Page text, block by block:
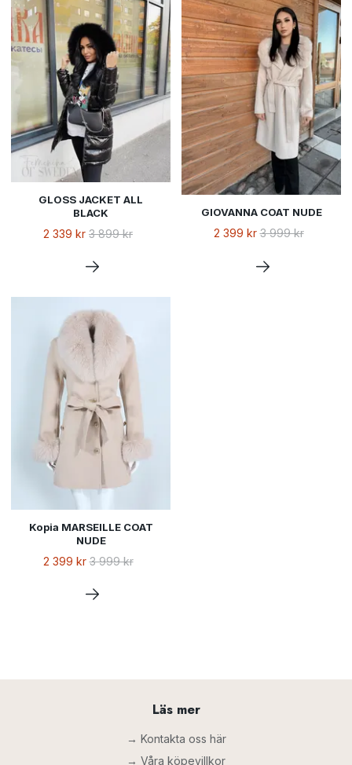
GLOSS JACKET ALL
BLACK
2 339 kr 3 899 kr
GIOVANNA COAT NUDE
2 399 kr 3 999 kr
Kopia MARSEILLE COAT
NUDE
2 399 kr 3 999 kr
Läs mer
→ Kontakta oss här
→ Våra köpevillkor